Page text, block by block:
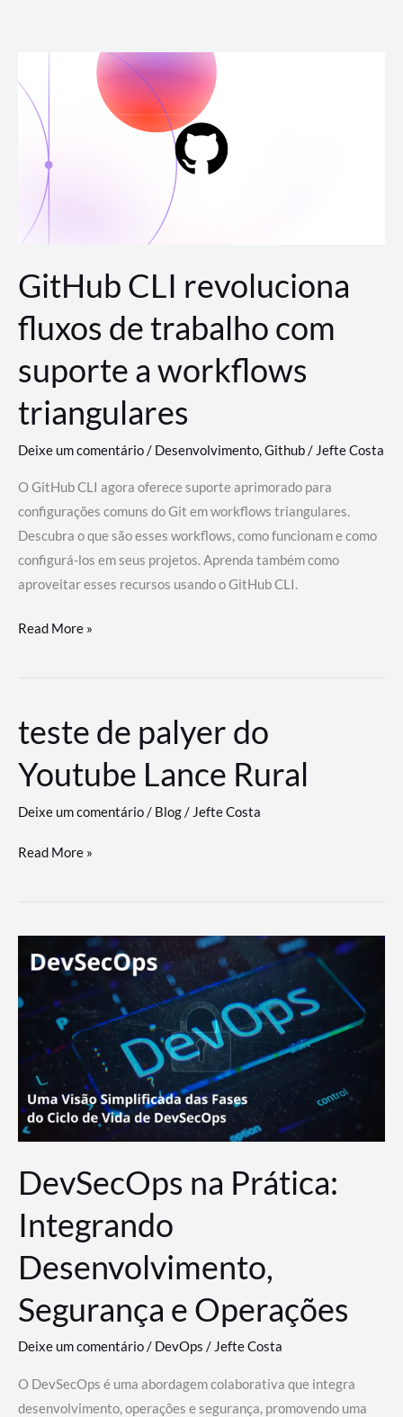
para
conteúdo
GitHub CLI revoluciona
fluxos de trabalho com
suporte a workflows
triangulares
Deixe um comentário/ Desenvolvimento,Github/ Jefte Costa
O GitHub CLI agora oferece suporte aprimorado para
configurações comuns do Git em workflows triangulares.
Descubra o que são esses workflows, como funcionam e como
configurá-los em seus projetos. Aprenda também como
aproveitar esses recursos usando o GitHub CLI.
GitHub
revoluciona
de
trabalho
com
a
workflows
Read More »
teste de palyer do
Youtube Lance Rural
Deixe um comentário/ Blog/ Jefte Costa
teste
palyer
Lance
Rural
Read More »
DevSecOps na Prática:
Integrando
Desenvolvimento,
Segurança e Operações
Deixe um comentário/ DevOps /Jefte Costa
O DevSecOps é uma abordagem colaborativa que integra
desenvolvimento, operações e segurança, promovendo uma